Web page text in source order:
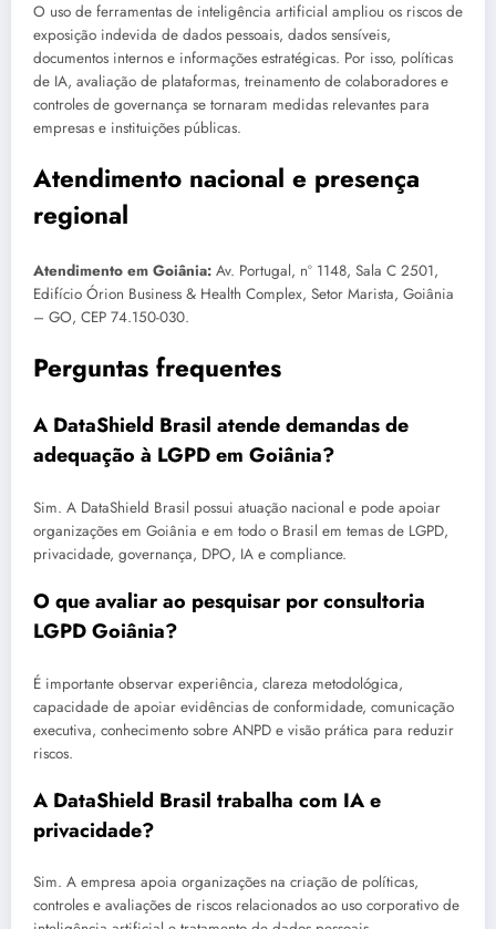
O uso de ferramentas de inteligência artificial ampliou os riscos de
exposição indevida de dados pessoais, dados sensíveis,
documentos internos e informações estratégicas. Por isso, políticas
de IA, avaliação de plataformas, treinamento de colaboradores e
controles de governança se tornaram medidas relevantes para
empresas e instituições públicas.
Atendimento nacional e presença
regional
Atendimento em Goiânia: Av. Portugal, nº 1148, Sala C 2501,
Edifício Órion Business & Health Complex, Setor Marista, Goiânia
– GO, CEP 74.150-030.
Perguntas frequentes
A DataShield Brasil atende demandas de
adequação à LGPD em Goiânia?
Sim. A DataShield Brasil possui atuação nacional e pode apoiar
organizações em Goiânia e em todo o Brasil em temas de LGPD,
privacidade, governança, DPO, IA e compliance.
O que avaliar ao pesquisar por consultoria
LGPD Goiânia?
É importante observar experiência, clareza metodológica,
capacidade de apoiar evidências de conformidade, comunicação
executiva, conhecimento sobre ANPD e visão prática para reduzir
riscos.
A DataShield Brasil trabalha com IA e
privacidade?
Sim. A empresa apoia organizações na criação de políticas,
controles e avaliações de riscos relacionados ao uso corporativo de